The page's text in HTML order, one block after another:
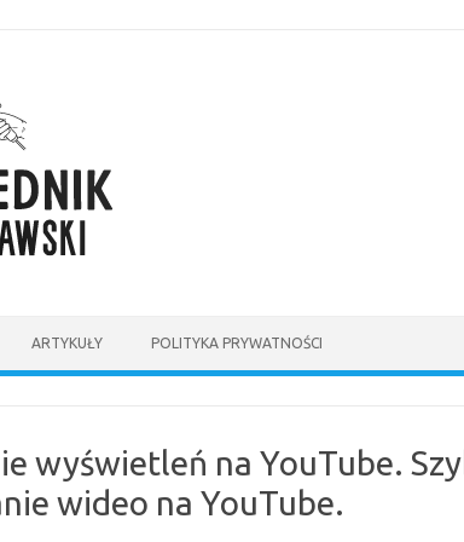
ARTYKUŁY POLITYKA PRYWATNOŚCI
wyświetleń na YouTube.
wideo na YouTube.